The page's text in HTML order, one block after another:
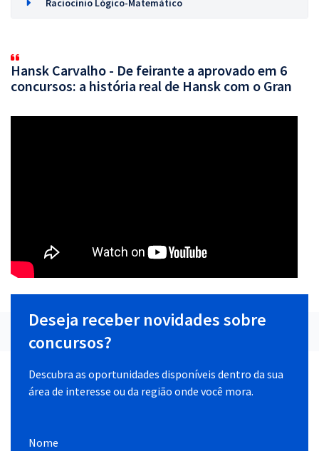
Raciocínio Lógico-Matemático
Hansk Carvalho - De feirante a aprovado em 6
concursos: a história real de Hansk com o Gran
Deseja receber novidades sobre
concursos?
Descubra as oportunidades disponíveis dentro da sua
área de interesse ou da região onde você mora.
Nome